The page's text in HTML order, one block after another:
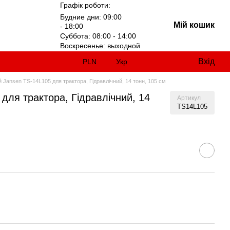
Графік роботи:
Будние дни: 09:00
- 18:00
Суббота: 08:00 - 14:00
Воскресенье: выходной
Мій кошик
PLN Укр Вхід
Jansen TS-14L105 для трактора, Гідравлічний, 14 тонн, 105 см
трактора, Гідравлічний, 14
Артикул
TS14L105